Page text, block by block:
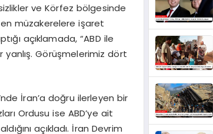
ve Körfez bölgesinde
müzakerelere işaret
açıklamada, “ABD ile
yanlış. Görüşmelerimiz dört
İran’a doğru ilerleyen bir
Ordusu ise ABD’ye ait
açıkladı. İran Devrim